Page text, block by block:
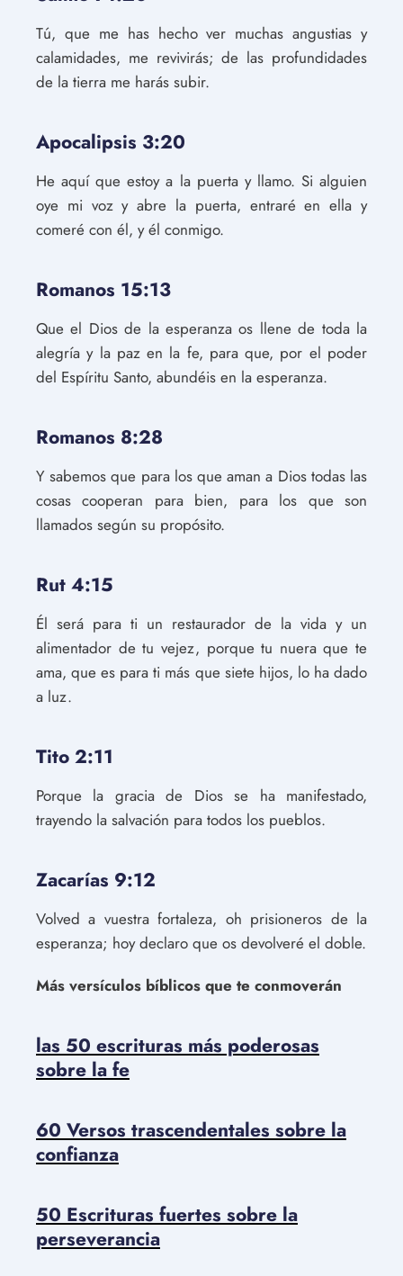
Tú, que me has hecho ver muchas angustias y
calamidades, me revivirás; de las profundidades
de la tierra me harás subir.
Apocalipsis 3:20
He aquí que estoy a la puerta y llamo. Si alguien
oye mi voz y abre la puerta, entraré en ella y
comeré con él, y él conmigo.
Romanos 15:13
Que el Dios de la esperanza os llene de toda la
alegría y la paz en la fe, para que, por el poder
del Espíritu Santo, abundéis en la esperanza.
Romanos 8:28
Y sabemos que para los que aman a Dios todas las
cosas cooperan para bien, para los que son
llamados según su propósito.
Rut 4:15
Él será para ti un restaurador de la vida y un
alimentador de tu vejez, porque tu nuera que te
ama, que es para ti más que siete hijos, lo ha dado
a luz.
Tito 2:11
Porque la gracia de Dios se ha manifestado,
trayendo la salvación para todos los pueblos.
Zacarías 9:12
Volved a vuestra fortaleza, oh prisioneros de la
esperanza; hoy declaro que os devolveré el doble.
Más versículos bíblicos que te conmoverán
las 50 escrituras más poderosas
sobre la fe
60 Versos trascendentales sobre la
confianza
50 Escrituras fuertes sobre la
perseverancia